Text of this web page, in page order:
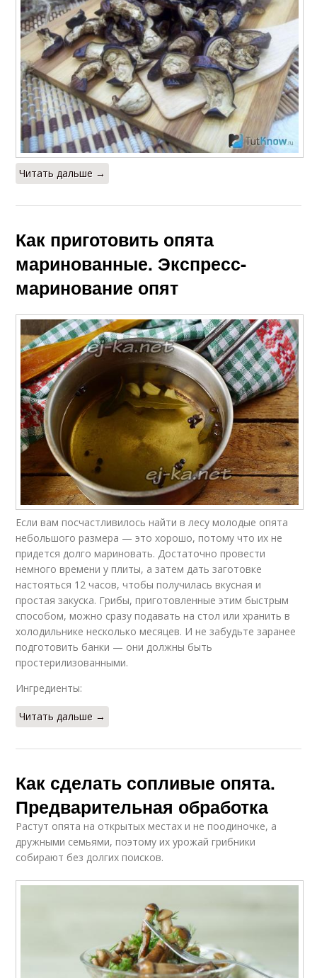
Читать дальше →
Как приготовить опята
маринованные. Экспресс-
маринование опят
Если вам посчастливилось найти в лесу молодые опята
небольшого размера — это хорошо, потому что их не
придется долго мариновать. Достаточно провести
немного времени у плиты, а затем дать заготовке
настояться 12 часов, чтобы получилась вкусная и
простая закуска. Грибы, приготовленные этим быстрым
способом, можно сразу подавать на стол или хранить в
холодильнике несколько месяцев. И не забудьте заранее
подготовить банки — они должны быть
простерилизованными.
Ингредиенты:
Читать дальше →
Как сделать сопливые опята.
Предварительная обработка
Растут опята на открытых местах и не поодиночке, а
дружными семьями, поэтому их урожай грибники
собирают без долгих поисков.